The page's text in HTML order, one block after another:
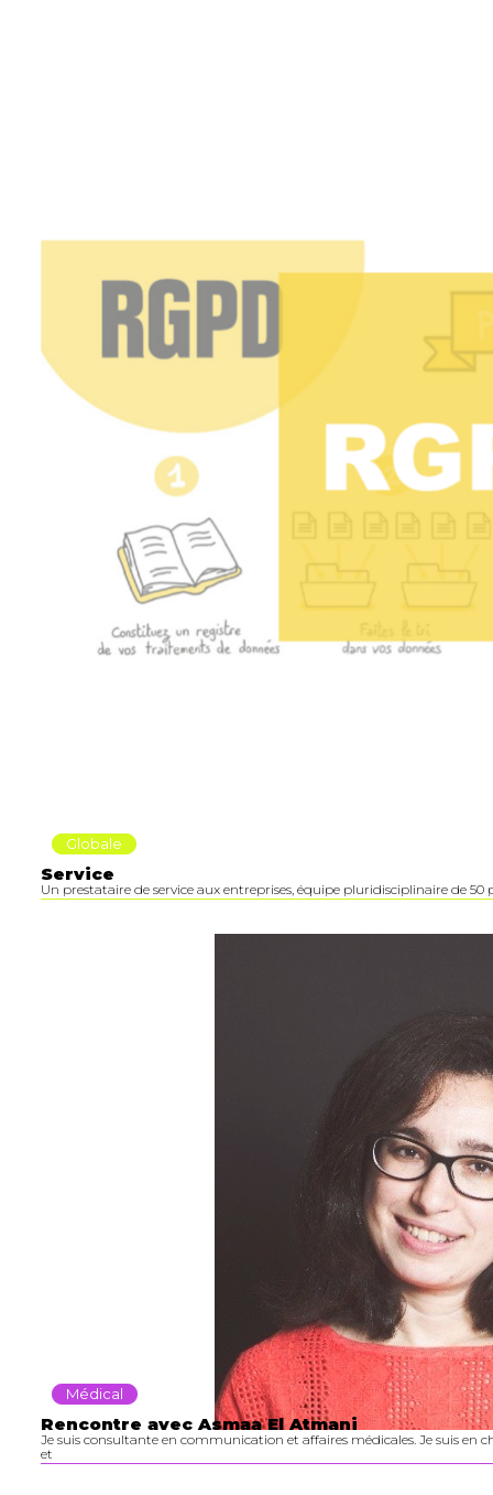
Globale
Service
Un prestataire de service aux entreprises, équipe pluridisciplinaire de 50
Médical
Rencontre avec Asmaa El Atmani
Je suis consultante en communication et affaires médicales. Je suis en
et